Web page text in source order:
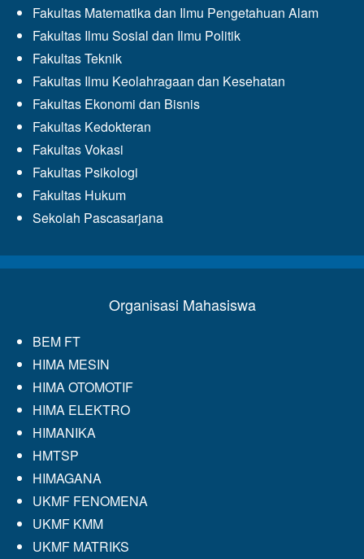
Fakultas Matematika dan Ilmu Pengetahuan Alam
Fakultas Ilmu Sosial dan Ilmu Politik
Fakultas Teknik
Fakultas Ilmu Keolahragaan dan Kesehatan
Fakultas Ekonomi dan Bisnis
Fakultas Kedokteran
Fakultas Vokasi
Fakultas Psikologi
Fakultas Hukum
Sekolah Pascasarjana
Organisasi Mahasiswa
BEM FT
HIMA MESIN
HIMA OTOMOTIF
HIMA ELEKTRO
HIMANIKA
HMTSP
HIMAGANA
UKMF FENOMENA
UKMF KMM
UKMF MATRIKS